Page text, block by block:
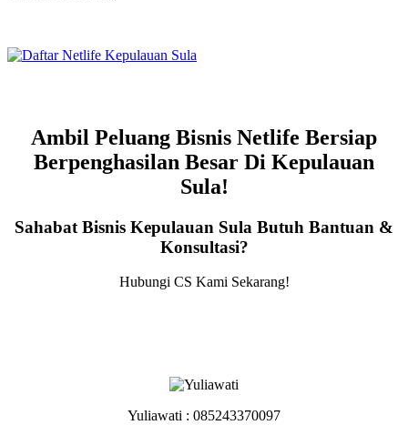
Ambil Peluang Bisnis Netlife Bersiap
Berpenghasilan Besar Di Kepulauan
Sula!
Sahabat Bisnis Kepulauan Sula Butuh Bantuan &
Konsultasi?
Hubungi CS Kami Sekarang!
Yuliawati : 085243370097